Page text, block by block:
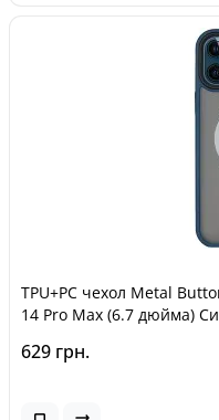
TPU+PC чехол Metal
14 Pro Max (6.7 дюйма)
629 грн.